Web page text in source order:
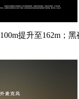
提升至162m；